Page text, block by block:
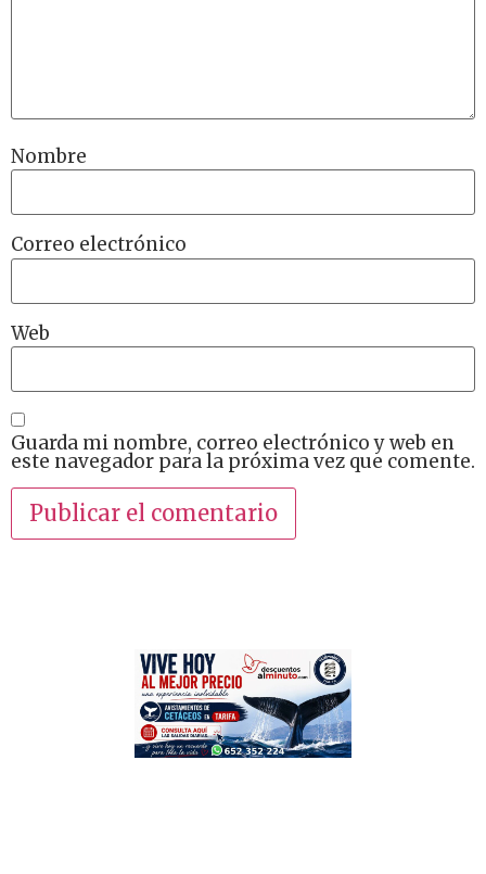
Nombre
Correo electrónico
Web
Guarda mi nombre, correo electrónico y web en
este navegador para la próxima vez que comente.